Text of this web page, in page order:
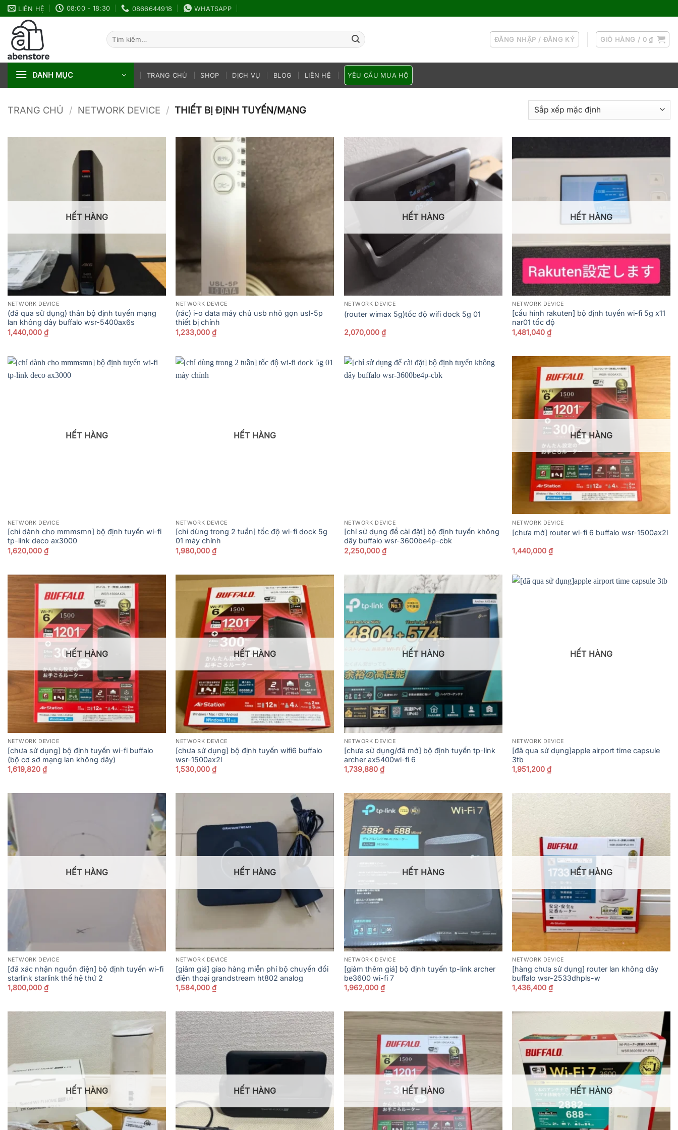
Bỏ
qua
dung
LIÊN HỆ 08:00 - 18:30 0866644918 WHATSAPP
Tìm
kiếm:
ĐĂNG NHẬP / ĐĂNG KÝ GIỎ HÀNG / 0 ₫
DANH MỤC TRANG CHỦ SHOP DỊCH VỤ BLOG LIÊN HỆ YÊU CẦU MUA HỘ
TRANG CHỦ / NETWORK DEVICE / THIẾT BỊ ĐỊNH TUYẾN/MẠNG
HẾT HÀNG
NETWORK DEVICE
(đã qua sử dụng) thân bộ định tuyến mạng
lan không dây buffalo wsr-5400ax6s
1,440,000 ₫
NETWORK DEVICE
(rác) i-o data máy chủ usb nhỏ gọn usl-5p
thiết bị chính
1,233,000₫
HẾT HÀNG
NETWORK DEVICE
(router wimax 5g)tốc độ wifi dock 5g 01
2,070,000 ₫
HẾT HÀNG
NETWORK DEVICE
[cấu hình rakuten] bộ định tuyến wi-fi 5g x11
nar01 tốc độ
1,481,040₫
HẾT HÀNG
NETWORK DEVICE
[chỉ dành cho mmmsmn] bộ định tuyến wi-fi
tp-link deco ax3000
1,620,000 ₫
HẾT HÀNG
NETWORK DEVICE
[chỉ dùng trong 2 tuần] tốc độ wi-fi dock 5g
01 máy chính
1,980,000₫
NETWORK DEVICE
[chỉ sử dụng để cài đặt] bộ định tuyến không
dây buffalo wsr-3600be4p-cbk
2,250,000 ₫
HẾT HÀNG
NETWORK DEVICE
[chưa mở] router wi-fi 6 buffalo wsr-1500ax2l
1,440,000₫
HẾT HÀNG
NETWORK DEVICE
[chưa sử dụng] bộ định tuyến wi-fi buffalo
(bộ cơ sở mạng lan không dây)
1,619,820 ₫
HẾT HÀNG
NETWORK DEVICE
[chưa sử dụng] bộ định tuyến wifi6 buffalo
wsr-1500ax2l
1,530,000₫
HẾT HÀNG
NETWORK DEVICE
[chưa sử dụng/đã mở] bộ định tuyến tp-link
archer ax5400wi-fi 6
1,739,880 ₫
HẾT HÀNG
NETWORK DEVICE
[đã qua sử dụng]apple airport time capsule
3tb
1,951,200₫
HẾT HÀNG
NETWORK DEVICE
[đã xác nhận nguồn điện] bộ định tuyến wi-fi
starlink starlink thế hệ thứ 2
1,800,000 ₫
HẾT HÀNG
NETWORK DEVICE
[giảm giá] giao hàng miễn phí bộ chuyển đổi
điện thoại grandstream ht802 analog
1,584,000₫
HẾT HÀNG
NETWORK DEVICE
[giảm thêm giá] bộ định tuyến tp-link archer
be3600 wi-fi 7
1,962,000 ₫
HẾT HÀNG
NETWORK DEVICE
[hàng chưa sử dụng] router lan không dây
buffalo wsr-2533dhpls-w
1,436,400₫
HẾT HÀNG HẾT HÀNG HẾT HÀNG HẾT HÀNG